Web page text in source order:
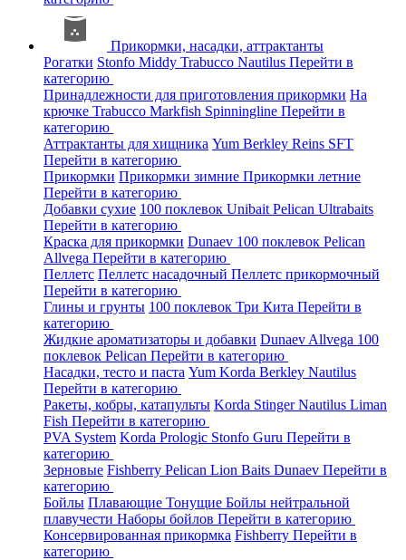
Прикормки, насадки, аттрактанты
Рогатки Stonfo Middy Trabucco Nautilus Перейти в
категорию
Принадлежности для приготовления прикормки На
крючке Trabucco Markfish Spinningline Перейти в
категорию
Аттрактанты для хищника Yum Berkley Reins SFT
Перейти в категорию
Прикормки Прикормки зимние Прикормки летние
Перейти в категорию
Добавки сухие 100 поклевок Unibait Pelican Ultrabaits
Перейти в категорию
Краска для прикормки Dunaev 100 поклевок Pelican
Allvega Перейти в категорию
Пеллетс Пеллетс насадочный Пеллетс прикормочный
Перейти в категорию
Глины и грунты 100 поклевок Три Кита Перейти в
категорию
Жидкие ароматизаторы и добавки Dunaev Allvega 100
поклевок Pelican Перейти в категорию
Насадки, тесто и паста Yum Korda Berkley Nautilus
Перейти в категорию
Ракеты, кобры, катапульты Korda StingerNautilus Liman
Fish Перейти в категорию
PVA System Korda Prologic Stonfo Guru Перейти в
категорию
Зерновые Fishberry Pelican Lion Baits Dunaev Перейти в
категорию
Бойлы Плавающие Тонущие Бойлы нейтральной
плавучести Наборы бойлов Перейти в категорию
Консервированная прикормка Fishberry Перейти в
категорию